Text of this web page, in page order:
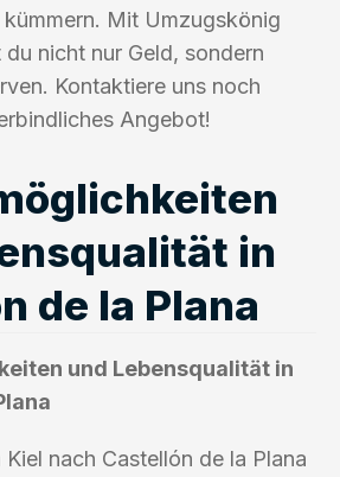
Mit Umzugskönig
nicht nur Geld, sondern
Kontaktiere uns noch
Angebot!
in
de la Plana
und Lebensqualität in
nach Castellón de la Plana